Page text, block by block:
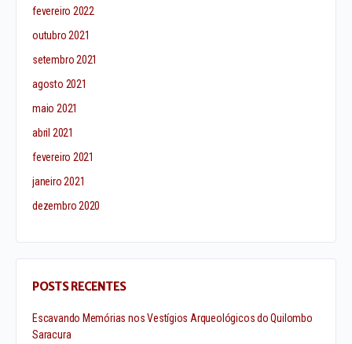
fevereiro 2022
outubro 2021
setembro 2021
agosto 2021
maio 2021
abril 2021
fevereiro 2021
janeiro 2021
dezembro 2020
POSTS RECENTES
Escavando Memórias nos Vestígios Arqueológicos do Quilombo
Saracura